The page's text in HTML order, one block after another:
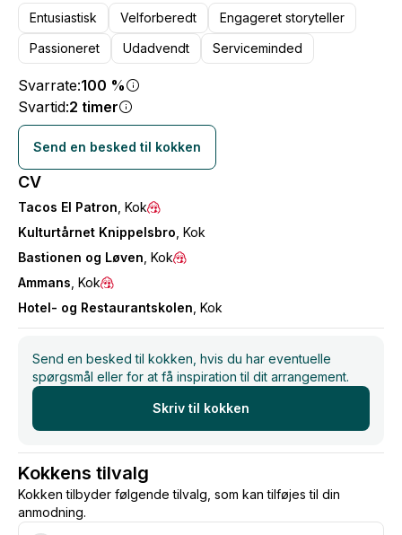
Entusiastisk Velforberedt
Engageret storyteller
Passioneret
Udadvendt Serviceminded
Svarrate:100 %
Svartid:2 timer
Send en besked til kokken
CV
Tacos El Patron , Kok
Kulturtårnet Knippelsbro , Kok
Bastionen og Løven , Kok
Ammans , Kok
Hotel- og Restaurantskolen , Kok
Send en besked til kokken, hvis du har eventuelle
spørgsmål eller for at få inspiration til dit arrangement.
Skriv til kokken
Kokkens tilvalg
Kokken tilbyder følgende tilvalg, som kan tilføjes til din
anmodning.